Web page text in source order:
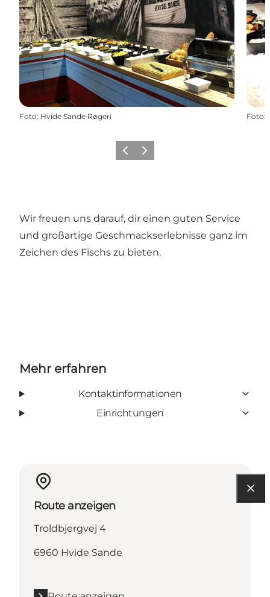
Foto: Hvide Sande Røgeri Foto:
ZurückWeiter
Wir freuen uns darauf, dir einen guten Service
und großartige Geschmackserlebnisse ganz im
Zeichen des Fischs zu bieten.
Mehr erfahren
Kontaktinformationen
Einrichtungen
Route anzeigen
Troldbjergvej 4
6960 Hvide Sande